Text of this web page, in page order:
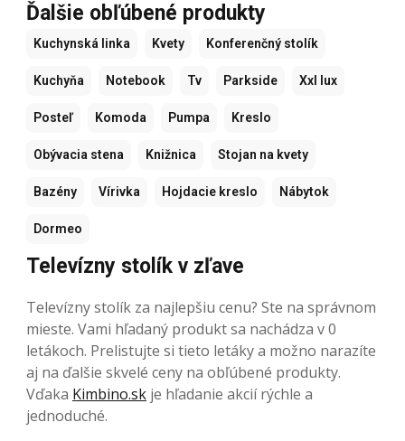
Ďalšie obľúbené produkty
Kuchynská linka Kvety Konferenčný stolík
Kuchyňa Notebook Tv Parkside Xxl lux
Posteľ Komoda Pumpa Kreslo
Obývacia stena Knižnica Stojan na kvety
Bazény Vírivka Hojdacie kreslo Nábytok
Dormeo
Televízny stolík v zľave
Televízny stolík za najlepšiu cenu? Ste na správnom
mieste. Vami hľadaný produkt sa nachádza v 0
letákoch. Prelistujte si tieto letáky a možno narazíte
aj na ďalšie skvelé ceny na obľúbené produkty.
Vďaka Kimbino.sk je hľadanie akcií rýchle a
jednoduché.